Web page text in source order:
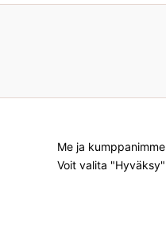
Me ja
Voit valita